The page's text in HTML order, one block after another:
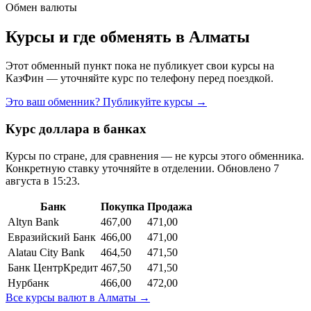
Обмен валюты
Курсы и где обменять в Алматы
Этот обменный пункт пока не публикует свои курсы на
КазФин — уточняйте курс по телефону перед поездкой.
Это ваш обменник? Публикуйте курсы →
Курс доллара в банках
Курсы по стране, для сравнения — не курсы этого обменника.
Конкретную ставку уточняйте в отделении. Обновлено 7
августа в 15:23.
Банк Покупка Продажа
Altyn Bank
467,00
471,00
Евразийский Банк 466,00
471,00
Alatau City Bank
464,50
471,50
Банк ЦентрКредит 467,50
471,50
Нурбанк
466,00
472,00
Все курсы валют в Алматы →